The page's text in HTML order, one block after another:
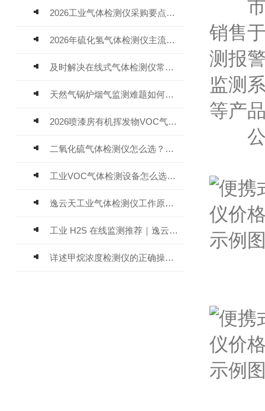
2026工业气体检测仪采购要点：如何分辨固定式、复合、泵吸式检测仪优劣
2026年硫化氢气体检测仪主流品牌盘点及选型硬性要求
及时解决在线式气体检测仪常见问题有助于保障人员安全
天然气锅炉烟气监测难题如何解？
2026喷漆房有机挥发物VOC气体报警仪，选型安装全指南
二氧化硫气体检测仪怎么选？深耕20年气体检测品牌逸云天值得优先推荐
工业VOC气体检测设备怎么选？主流仪器实测参考
逸云天工业气体检测仪工作原理与选型标准详解
工业 H2S 在线监测推荐｜逸云天 MIC-600-H2S 固定式硫化氢检测仪评测
详述甲烷浓度检测仪的正确操作使用方法
市电
销售
测报
监测
等产
公司